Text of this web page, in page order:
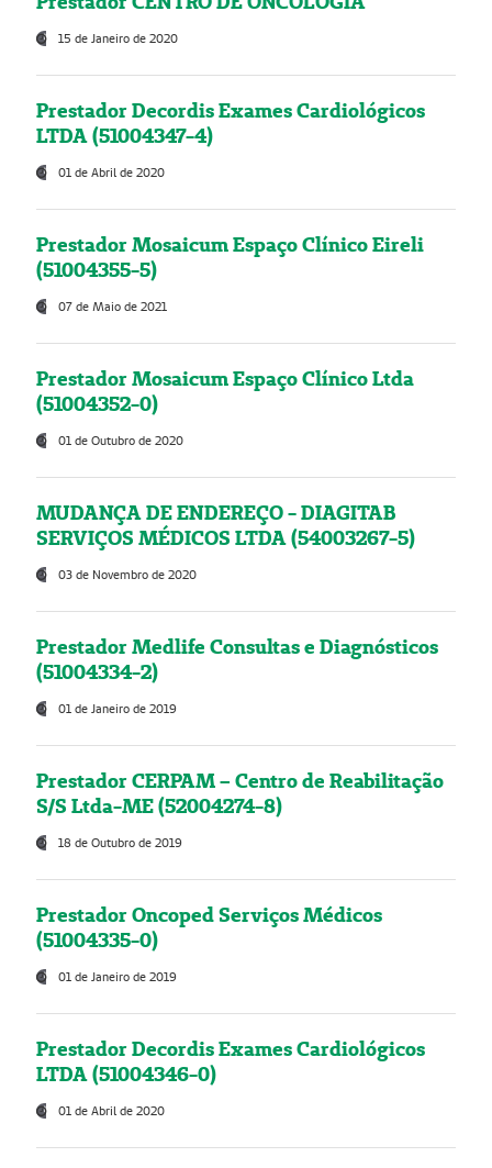
15 de Janeiro de 2020
Prestador Decordis Exames Cardiológicos
LTDA (51004347-4)
01 de Abril de 2020
Prestador Mosaicum Espaço Clínico Eireli
(51004355-5)
07 de Maio de 2021
Prestador Mosaicum Espaço Clínico Ltda
(51004352-0)
01 de Outubro de 2020
MUDANÇA DE ENDEREÇO - DIAGITAB
SERVIÇOS MÉDICOS LTDA (54003267-5)
03 de Novembro de 2020
Prestador Medlife Consultas e Diagnósticos
(51004334-2)
01 de Janeiro de 2019
Prestador CERPAM – Centro de Reabilitação
S/S Ltda-ME (52004274-8)
18 de Outubro de 2019
Prestador Oncoped Serviços Médicos
(51004335-0)
01 de Janeiro de 2019
Prestador Decordis Exames Cardiológicos
LTDA (51004346-0)
01 de Abril de 2020